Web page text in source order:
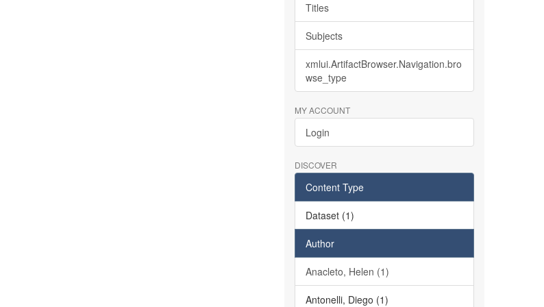
Titles
Subjects
xmlui.ArtifactBrowser.Navigation.bro
wse_type
MY ACCOUNT
Login
DISCOVER
Content Type
Dataset (1)
Author
Anacleto, Helen (1)
Antonelli, Diego (1)